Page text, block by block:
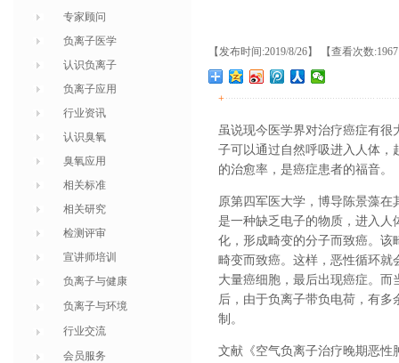
专家顾问
负离子医学
认识负离子
负离子应用
行业资讯
认识臭氧
臭氧应用
相关标准
相关研究
检测评审
宣讲师培训
负离子与健康
负离子与环境
行业交流
会员服务
【发布时间:2019/8/26】 【查看次数
+
虽说现今医学界对治疗癌症有很
子可以通过自然呼吸进入人体，
的治愈率，是癌症患者的福音。
原第四军医大学，博导陈景藻
是一种缺乏电子的物质，进入人
化，形成畸变的分子而致癌。该
畸变而致癌。这样，恶性循环就
大量癌细胞，最后出现癌症。
后，由于负离子带负电荷，有
制。
文献《空气负离子治疗晚期恶性